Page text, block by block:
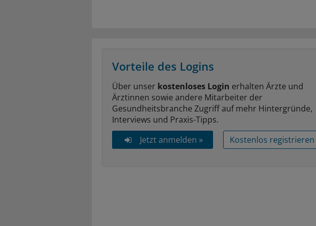
Vorteile des Logins
Über unser kostenloses Login erhalten Ärzte und
Ärztinnen sowie andere Mitarbeiter der
Gesundheitsbranche Zugriff auf mehr Hintergründe,
Interviews und Praxis-Tipps.
Jetzt anmelden »
Kostenlos registrieren